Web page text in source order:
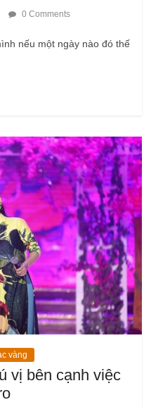
0 Comments
nếu một ngày nào đó thế
vàng
vị bên cạnh việc